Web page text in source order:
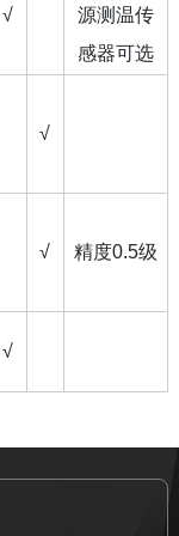
√
源测温传
感器可选
√
√ 精度0.5级
√